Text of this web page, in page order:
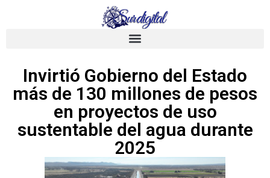
Invirtió Gobierno del Estado
más de 130 millones de pesos
en proyectos de uso
sustentable del agua durante
2025